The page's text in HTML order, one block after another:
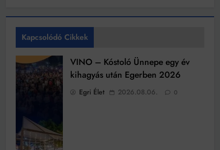
Kapcsolódó Cikkek
VINO – Kóstoló Ünnepe egy év
kihagyás után Egerben 2026
Egri Élet 2026.08.06. 0